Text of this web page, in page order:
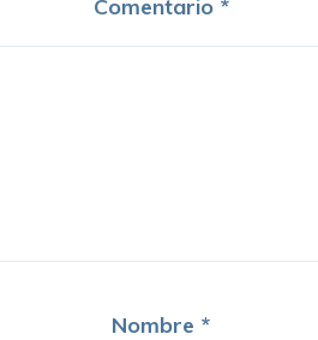
Comentario *
Nombre *